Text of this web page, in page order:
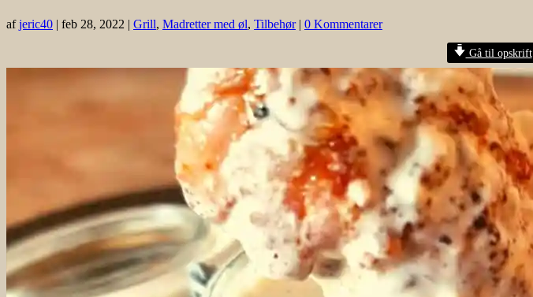
afjeric40 | feb 28, 2022 | Grill, Madretter med øl, Tilbehør| 0 Kommentarer
Gå til opskrift